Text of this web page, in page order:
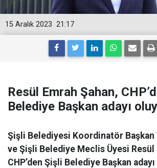
21:17
15 Aralık 2023
Resül Emrah Şahan,
Belediye Başkan adayı
Şişli Belediyesi Koordinatör Başkan
ve Şişli Belediye Meclis Üyesi Resül
CHP’den Şişli Belediye Başkan